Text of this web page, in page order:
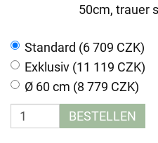
50cm, trauer
Standard (6 709 CZK)
Exklusiv (11 119 CZK)
Ø 60 cm (8 779 CZK)
BESTELLEN